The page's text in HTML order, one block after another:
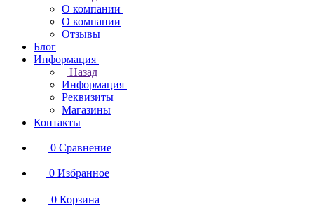
О компании
О компании
Отзывы
Блог
Информация
Назад
Информация
Реквизиты
Магазины
Контакты
0 Сравнение
0 Избранное
0 Корзина